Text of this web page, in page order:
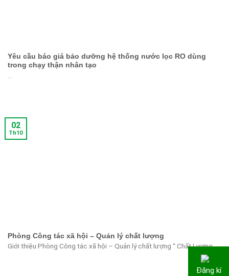
Yêu cầu báo giá bảo dưỡng hệ thống nước lọc RO dùng
trong chạy thận nhân tạo
Phòng Công tác xã hội – Quản lý chất lượng
Giới thiệu Phòng Công tác xã hội – Quản lý chất lượng “ Chất Lượng ...
02
Th10
Đăng kí